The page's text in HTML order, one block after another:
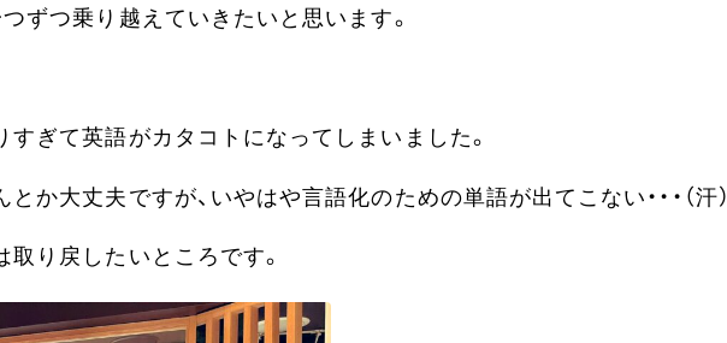
ずつ乗り越えていきたいと思います。
すぎて英語がカタコトになってしまいました。
か大丈夫ですが、いやはや言語化のための単語が出てこない・・・（汗）
取り戻したいところです。